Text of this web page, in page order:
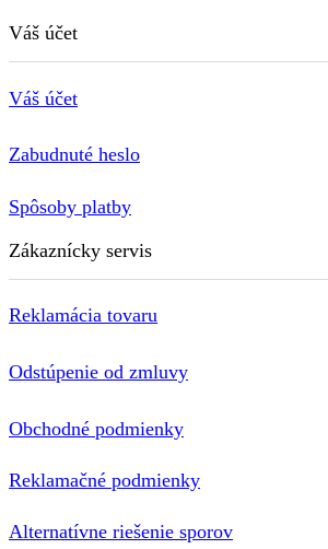
Váš účet
Váš účet
Zabudnuté heslo
Spôsoby platby
Zákaznícky servis
Reklamácia tovaru
Odstúpenie od zmluvy
Obchodné podmienky
Reklamačné podmienky
Alternatívne riešenie sporov